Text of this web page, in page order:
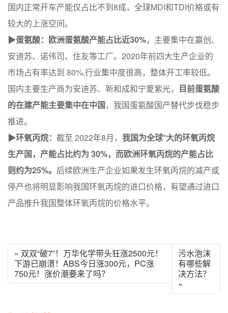
国内正常开车产能仅占比不到8成，全球MDI和TDI价格或有
较大的上涨空间。
▶蛋氨酸：欧洲蛋氨酸产能占比近30%，主要集中在赢创、
安迪苏、诺伟司、住友等工厂。2020年前四大生产企业的
市场占有率达到 80%,行业集中度很高，整体开工率较低。
国内主要生产商为安迪苏、新和成和宁夏紫光， 目前蛋氨酸
的在建产能主要集中在中国，我国蛋氨酸国产替代步伐稳步
推进。
▶环氧丙烷： 截至 2022年8月， 我国为全球*大的环氧丙烷
生产国，产能占比约为 30%，而欧洲环氧丙烷的产能占比
则约为25%。 后续欧洲生产企业如果发生环氧丙烷的减产或
停产也将明显影响我国环氧丙烷的进口价格，有望通过进口
产品推升我国整体环氧丙烷的价格水平。
« 双双“破7”！万华化学带头狂涨2500元！
下游已崩溃！ABS今日涨300元，PC涨
750元！涨价潮要来了吗？
污水泡沫
有哪些解
决方法？
»